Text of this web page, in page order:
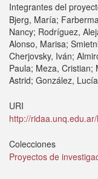
Integrantes del
Bjerg, María;
Nancy; Rodríguez,
Alonso, Marisa;
Cherjovsky, Iván;
Paula; Meza, Cristian;
Astrid; González, Lucía
URI
http://
Colecciones
Proyectos de